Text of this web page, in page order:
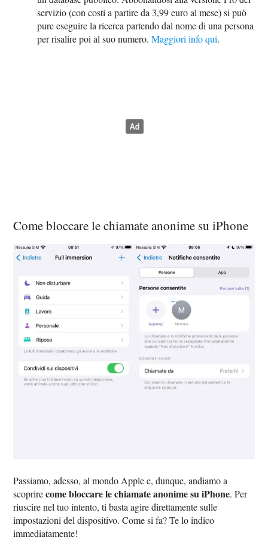
servizio (con costi a partire da 3,99 euro al mese) si può
pure eseguire la ricerca partendo dal nome di una persona
per risalire poi al suo numero.Maggiori info qui.
Come bloccare le chiamate anonime su iPhone
Passiamo, adesso, al mondo Apple e, dunque, andiamo a
scoprirecome bloccare le chiamate anonime su iPhone. Per
riuscire nel tuo intento, ti basta agire direttamente sulle
impostazioni del dispositivo. Come si fa? Te lo indico
immediatamente!